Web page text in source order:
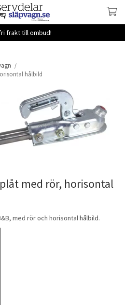
frakt till ombud!
/
hålbild
med rör, horisontal
med rör och horisontal hålbild.